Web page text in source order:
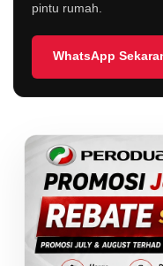
pintu rumah.
WhatsApp